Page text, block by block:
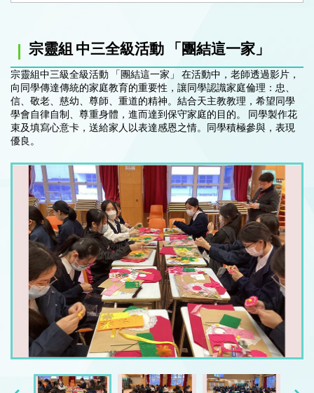
宗靈組 中三全級活動 「團結這一家」
宗靈組中三級全級活動 「團結這一家」 在活動中，老師透過影片，
向同學傳達傳統的家庭教育的重要性，讓同學認識家庭倫理：忠、
信、敬老、慈幼、尊師、重道的精神。結合天主教教理，希望同學
學會自律自制、尊重身體，進而達到保守家庭的目的。 同學製作花
束及填寫心意卡，送給家人以表達感恩之情。同學積極參與，表現
優良。